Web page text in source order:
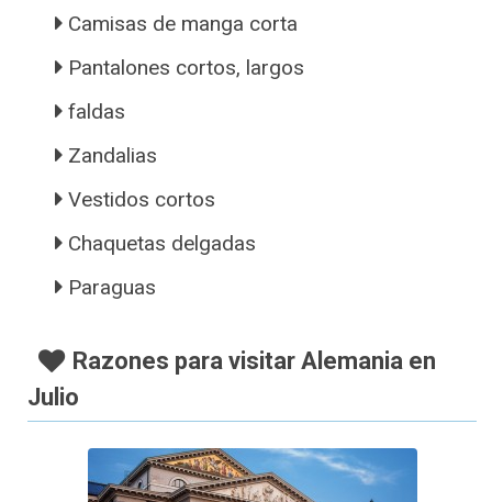
Camisas de manga corta
Pantalones cortos, largos
faldas
Zandalias
Vestidos cortos
Chaquetas delgadas
Paraguas
Razones para visitar Alemania en
Julio